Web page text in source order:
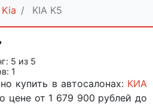
Kia KIA K5
5 из 5
1
купить в автосалонах: КИА
цене от 1 679 900 рублей до